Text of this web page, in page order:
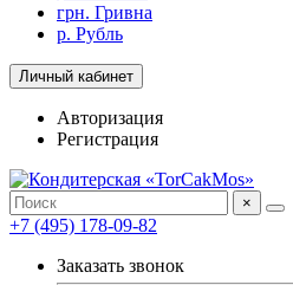
грн. Гривна
р. Рубль
Личный кабинет
Авторизация
Регистрация
×
+7 (495) 178-09-82
Заказать звонок